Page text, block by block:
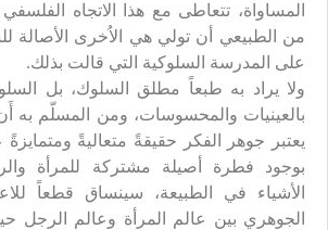
المساواة، تتعاطى مع هذا الاتجاه
من الطبيعي أن تولي هي الاُخرى الأصالة
على المدرسة السلوكية التي قالت بذلك.
ولا يراد به طبعاً مطلق السلوك، بل
بالعينيات والمحسوسات، ومن المسلّم به
يعتبر جوهر الفكر حقيقةً متعاليةً
بوجود فطرة أصيلة مشتركة للمرأة
الأشياء في الطبيعة، سينساق قطعاً
الجوهري بين عالم المرأة وعالم الرجل